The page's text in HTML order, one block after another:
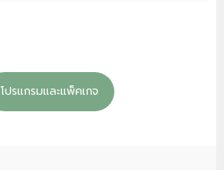
โปรแกรมและแพ็คเกจ